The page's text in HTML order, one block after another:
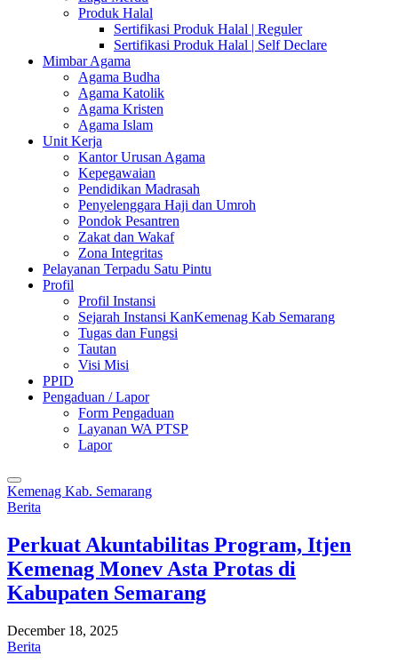
Produk Halal
Sertifikasi Produk Halal | Reguler
Sertifikasi Produk Halal | Self Declare
Mimbar Agama
Agama Budha
Agama Katolik
Agama Kristen
Agama Islam
Unit Kerja
Kantor Urusan Agama
Kepegawaian
Pendidikan Madrasah
Penyelenggara Haji dan Umroh
Pondok Pesantren
Zakat dan Wakaf
Zona Integritas
Pelayanan Terpadu Satu Pintu
Profil
Profil Instansi
Sejarah Instansi KanKemenag Kab Semarang
Tugas dan Fungsi
Tautan
Visi Misi
PPID
Pengaduan / Lapor
Form Pengaduan
Layanan WA PTSP
Lapor
Kemenag Kab. Semarang
Berita
Perkuat Akuntabilitas Program, Itjen
Kemenag Monev Asta Protas di
Kabupaten Semarang
December 18, 2025
Berita